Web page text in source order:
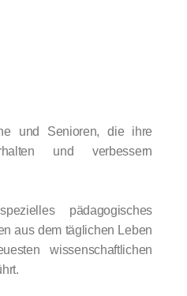
und Senioren, die ihre
und verbessern
pädagogisches
aus dem täglichen Leben
wissenschaftlichen